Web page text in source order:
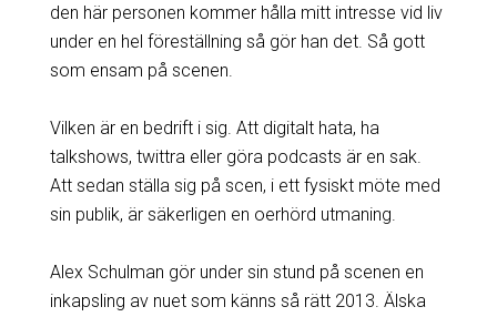
den här personen kommer hålla mitt intresse vid liv
under en hel föreställning så gör han det. Så gott
som ensam på scenen.
Vilken är en bedrift i sig. Att digitalt hata, ha
talkshows, twittra eller göra podcasts är en sak.
Att sedan ställa sig på scen, i ett fysiskt möte med
sin publik, är säkerligen en oerhörd utmaning.
Alex Schulman gör under sin stund på scenen en
inkapsling av nuet som känns så rätt 2013. Älska